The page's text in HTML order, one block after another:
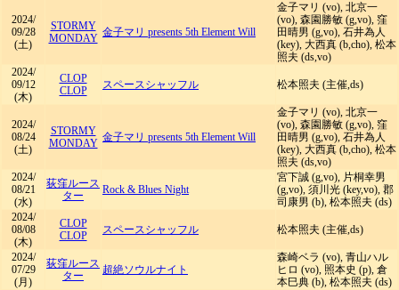
2024/
09/28
(土)
STORMY
MONDAY 金子マリ presents 5th Element Will
金子マリ (vo), 北京一
(vo), 森園勝敏 (g,vo), 窪
田晴男 (g,vo), 石井為人
(key), 大西真 (b,cho), 松本
照夫 (ds,vo)
2024/
09/12
(木)
CLOP
CLOP
スペースシャッフル 松本照夫 (主催,ds)
2024/
08/24
(土)
STORMY
MONDAY 金子マリ presents 5th Element Will
金子マリ (vo), 北京一
(vo), 森園勝敏 (g,vo), 窪
田晴男 (g,vo), 石井為人
(key), 大西真 (b,cho), 松本
照夫 (ds,vo)
2024/
08/21
(水)
荻窪ルース
ター
Rock & Blues Night
宮下誠 (g,vo), 片桐幸男
(g,vo), 須川光 (key,vo), 郡
司康男 (b), 松本照夫 (ds)
2024/
08/08
(木)
CLOP
CLOP
スペースシャッフル 松本照夫 (主催,ds)
2024/
07/29
(月)
荻窪ルース
ター
超絶ソウルナイト
森崎ベラ (vo), 青山ハル
ヒロ (vo), 照本史 (p), 倉
本巳典 (b), 松本照夫 (ds)